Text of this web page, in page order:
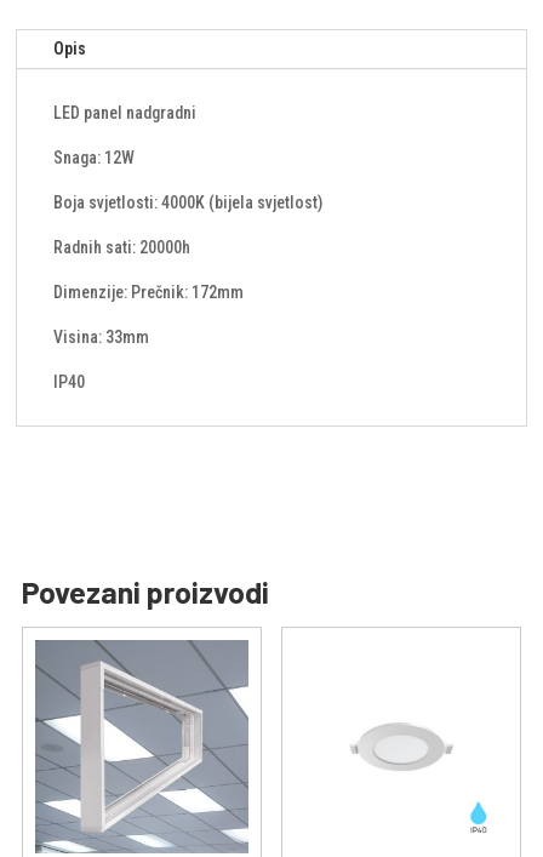
Opis
LED panel nadgradni
Snaga: 12W
Boja svjetlosti: 4000K (bijela svjetlost)
Radnih sati: 20000h
Dimenzije: Prečnik: 172mm
Visina: 33mm
IP40
Povezani proizvodi